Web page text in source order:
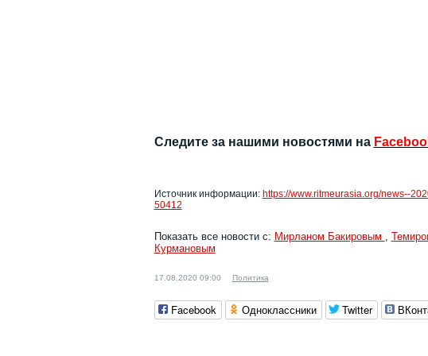
Следите за нашими новостями на
Источник информации: https://www.ritmeurasia.org/news--
50412
Показать все новости с: Мирланом Бакировым ,
Курмановым
17.08.2020 09:00 Политика
Facebook Одноклассники Twitter